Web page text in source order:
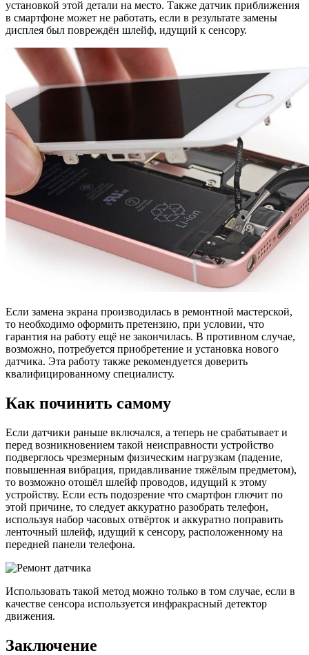
установкой этой детали на место. Также датчик приближения
в смартфоне может не работать, если в результате замены
дисплея был повреждён шлейф, идущий к сенсору.
Если замена экрана производилась в ремонтной мастерской,
то необходимо оформить претензию, при условии, что
гарантия на работу ещё не закончилась. В противном случае,
возможно, потребуется приобретение и установка нового
датчика. Эта работу также рекомендуется доверить
квалифицированному специалисту.
Как починить самому
Если датчики раньше включался, а теперь не срабатывает и
перед возникновением такой неисправности устройство
подверглось чрезмерным физическим нагрузкам (падение,
повышенная вибрация, придавливание тяжёлым предметом),
то возможно отошёл шлейф проводов, идущий к этому
устройству. Если есть подозрение что смартфон глючит по
этой причине, то следует аккуратно разобрать телефон,
используя набор часовых отвёрток и аккуратно поправить
ленточный шлейф, идущий к сенсору, расположенному на
передней панели телефона.
Использовать такой метод можно только в том случае, если в
качестве сенсора используется инфракрасный детектор
движения.
Заключение